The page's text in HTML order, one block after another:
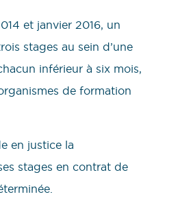
et janvier 2016, un
stages au sein d’une
inférieur à six mois,
de formation
en justice la
stages en contrat de